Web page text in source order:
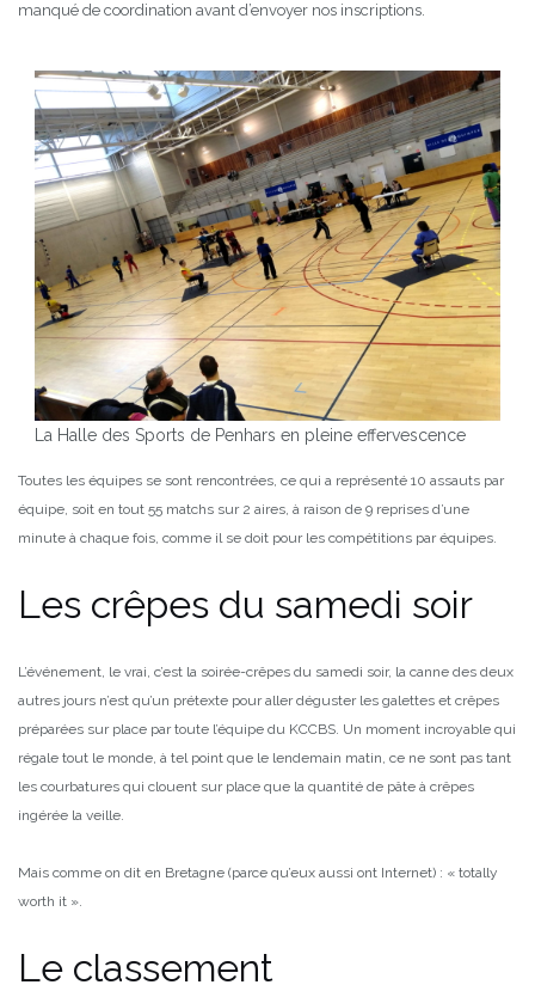
manqué de coordination avant d’envoyer nos inscriptions.
La Halle des Sports de Penhars en pleine effervescence
Toutes les équipes se sont rencontrées, ce qui a représenté 10 assauts par
équipe, soit en tout 55 matchs sur 2 aires, à raison de 9 reprises d’une
minute à chaque fois, comme il se doit pour les compétitions par équipes.
Les crêpes du samedi soir
L’événement, le vrai, c’est la soirée-crêpes du samedi soir, la canne des deux
autres jours n’est qu’un prétexte pour aller déguster les galettes et crêpes
préparées sur place par toute l’équipe du KCCBS. Un moment incroyable qui
régale tout le monde, à tel point que le lendemain matin, ce ne sont pas tant
les courbatures qui clouent sur place que la quantité de pâte à crêpes
ingérée la veille.
Mais comme on dit en Bretagne (parce qu’eux aussi ont Internet) : « totally
worth it ».
Le classement